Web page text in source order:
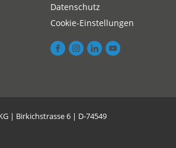
Datenschutz
Cookie-Einstellungen
| Birkichstrasse 6 | D-74549